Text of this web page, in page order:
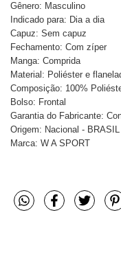
Gênero: Masculino
Indicado para: Dia a dia
Capuz: Sem capuz
Fechamento: Com zíper
Manga: Comprida
Material: Poliéster e
Composição: 100%
Bolso: Frontal
Garantia do Fabricante:
Origem: Nacional - BRASIL
Marca: W A SPORT